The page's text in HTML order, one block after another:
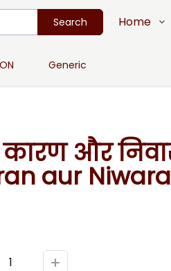
Search Home
FAQs
Generic
और
aur
1